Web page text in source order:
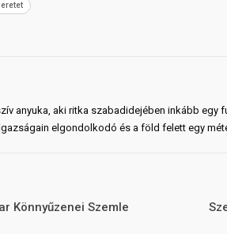
anyuka, aki ritka szabadidejében inkább egy
elgondolkodó és a föld felett egy
Könnyűzenei Szemle